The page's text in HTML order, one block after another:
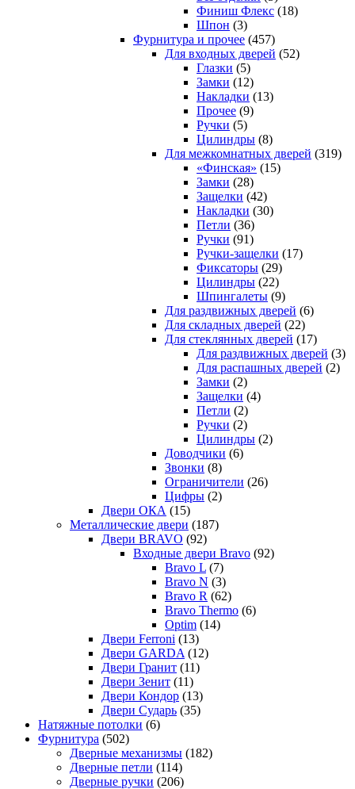
Финиш Флекс (18)
Шпон (3)
Фурнитура и прочее (457)
Для входных дверей (52)
Глазки (5)
Замки (12)
Накладки (13)
Прочее (9)
Ручки (5)
Цилиндры (8)
Для межкомнатных дверей (319)
«Финская» (15)
Замки (28)
Защелки (42)
Накладки (30)
Петли (36)
Ручки (91)
Ручки-защелки (17)
Фиксаторы (29)
Цилиндры (22)
Шпингалеты (9)
Для раздвижных дверей (6)
Для складных дверей (22)
Для стеклянных дверей (17)
Для раздвижных дверей (3)
Для распашных дверей (2)
Замки (2)
Защелки (4)
Петли (2)
Ручки (2)
Цилиндры (2)
Доводчики (6)
Звонки (8)
Ограничители (26)
Цифры (2)
Двери ОКА (15)
Металлические двери (187)
Двери BRAVO (92)
Входные двери Bravo (92)
Bravo L (7)
Bravo N (3)
Bravo R (62)
Bravo Thermo (6)
Optim (14)
Двери Ferroni (13)
Двери GARDA (12)
Двери Гранит (11)
Двери Зенит (11)
Двери Кондор (13)
Двери Сударь (35)
Натяжные потолки (6)
Фурнитура (502)
Дверные механизмы (182)
Дверные петли (114)
Дверные ручки (206)